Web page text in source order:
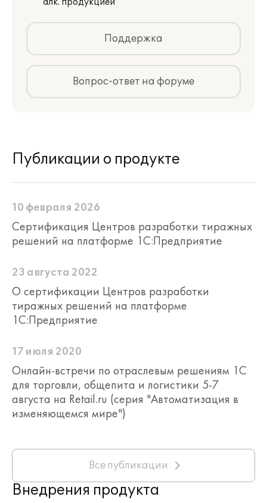
алк. продукцией
Поддержка
Вопрос-ответ на форуме
Публикации о продукте
10 февраля 2026
Сертификация Центров разработки тиражных
решений на платформе 1С:Предприятие
23 августа 2022
О сертификации Центров разработки
тиражных решений на платформе
1С:Предприятие
17 июля 2020
Онлайн-встречи по отраслевым решениям 1С
для торговли, общепита и логистики 5-7
августа на Retail.ru (серия "Автоматизация в
изменяющемся мире")
Все публикации
Внедрения продукта